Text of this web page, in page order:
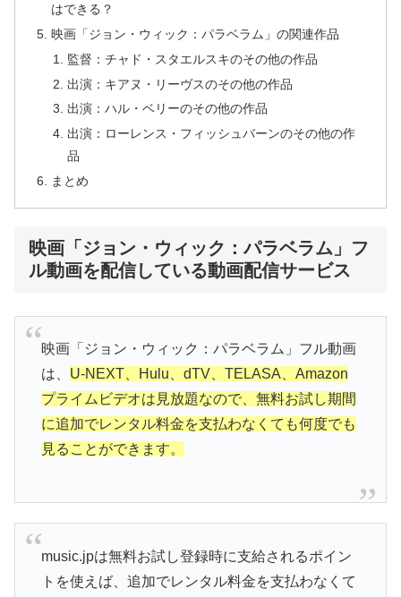
はできる？
映画「ジョン・ウィック：パラベラム」の関連作品
監督：チャド・スタエルスキのその他の作品
出演：キアヌ・リーヴスのその他の作品
出演：ハル・ベリーのその他の作品
出演：ローレンス・フィッシュバーンのその他の作
品
まとめ
映画「ジョン・ウィック：パラベラム」フ
ル動画を配信している動画配信サービス
映画「ジョン・ウィック：パラベラム」フル動画
は、 U-NEXT、Hulu、dTV、TELASA、Amazon
プライムビデオは見放題なので、無料お試し期間
に追加でレンタル料金を支払わなくても何度でも
見ることができます。
music.jpは無料お試し登録時に支給されるポイン
トを使えば、追加でレンタル料金を支払わなくて